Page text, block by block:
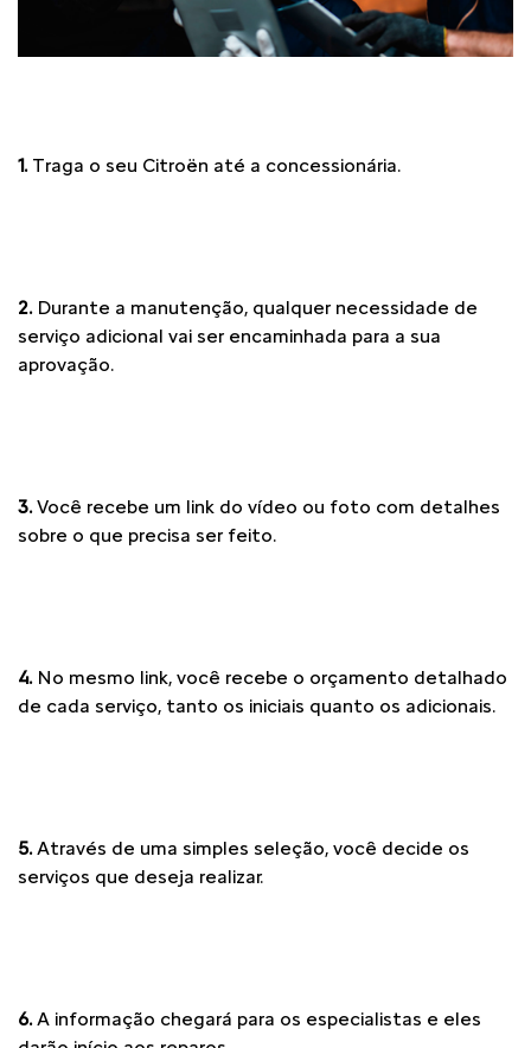
1.Traga o seu Citroën até a concessionária.
2.Durante a manutenção, qualquer necessidade de
serviço adicional vai ser encaminhada para a sua
aprovação.
3.Você recebe um link do vídeo ou foto com detalhes
sobre o que precisa ser feito.
4.No mesmo link, você recebe o orçamento detalhado
de cada serviço, tanto os iniciais quanto os adicionais.
5.Através de uma simples seleção, você decide os
serviços que deseja realizar.
6.A informação chegará para os especialistas e eles